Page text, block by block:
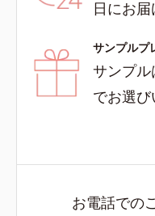
日にお
サンプルプ
サンプル
でお選
お電話での